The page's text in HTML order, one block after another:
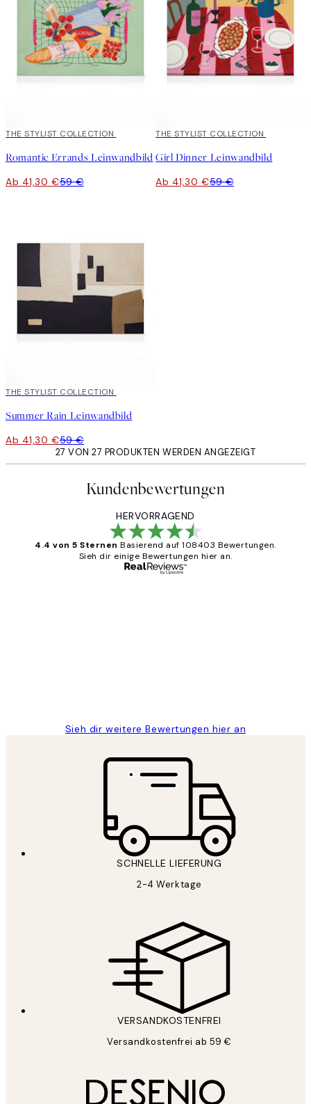
30%*
THE STYLIST COLLECTION
Romantic Errands Leinwandbild
Ab 41,30 €59 €
30%*
THE STYLIST COLLECTION
Girl Dinner Leinwandbild
Ab 41,30 €59 €
30%*
THE STYLIST COLLECTION
Summer Rain Leinwandbild
Ab 41,30 €59 €
27 VON 27 PRODUKTEN WERDEN ANGEZEIGT
Kundenbewertungen
HERVORRAGEND
4.4 von 5 Sternen Basierend auf 108403 Bewertungen.
Sieh dir einige Bewertungen hier an.
Sieh dir weitere Bewertungen hier an
SCHNELLE LIEFERUNG
2-4 Werktage
VERSANDKOSTENFREI
Versandkostenfrei ab 59 €